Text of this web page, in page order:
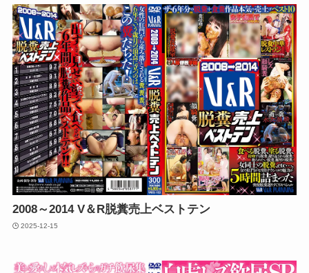
2008～2014 V＆R脱糞売上ベストテン
2025-12-15